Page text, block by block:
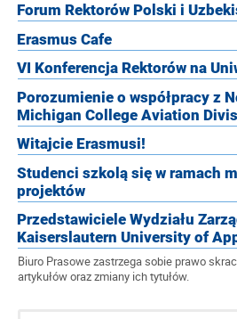
Forum Rektorów Polski i
Erasmus Cafe
VI Konferencja Rektorów na
Porozumienie o współpracy z
Michigan College Aviation
Witajcie Erasmusi!
Studenci szkolą się w ramach
projektów
Przedstawiciele Wydziału
Kaiserslautern University of
Biuro Prasowe zastrzega sobie prawo
artykułów oraz zmiany ich tytułów.